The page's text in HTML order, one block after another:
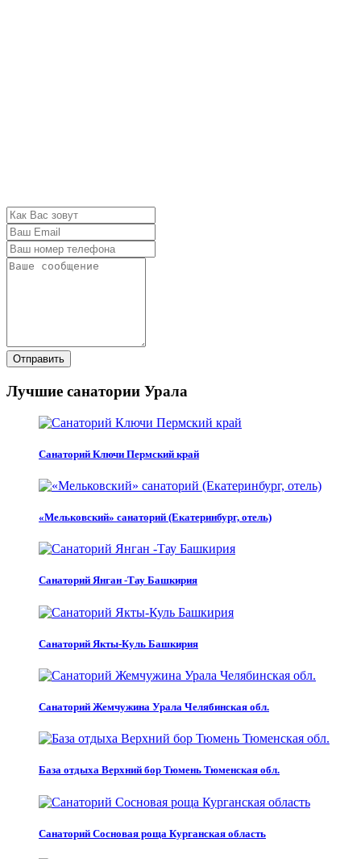
Отправить
Лучшие санатории Урала
Санаторий Ключи Пермский край
«Мельковский» санаторий (Екатеринбург, отель)
Санаторий Янган -Тау Башкирия
Санаторий Якты-Куль Башкирия
Санаторий Жемчужина Урала Челябинская обл.
База отдыха Верхний бор Тюмень Тюменская обл.
Санаторий Сосновая роща Курганская область